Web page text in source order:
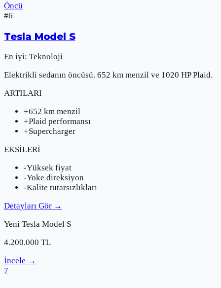
Öncü
#6
Tesla Model S
En iyi: Teknoloji
Elektrikli sedanın öncüsü. 652 km menzil ve 1020 HP Plaid.
ARTILARI
+652 km menzil
+Plaid performansı
+Supercharger
EKSİLERİ
-Yüksek fiyat
-Yoke direksiyon
-Kalite tutarsızlıkları
Detayları Gör →
Yeni Tesla Model S
4.200.000 TL
İncele →
7